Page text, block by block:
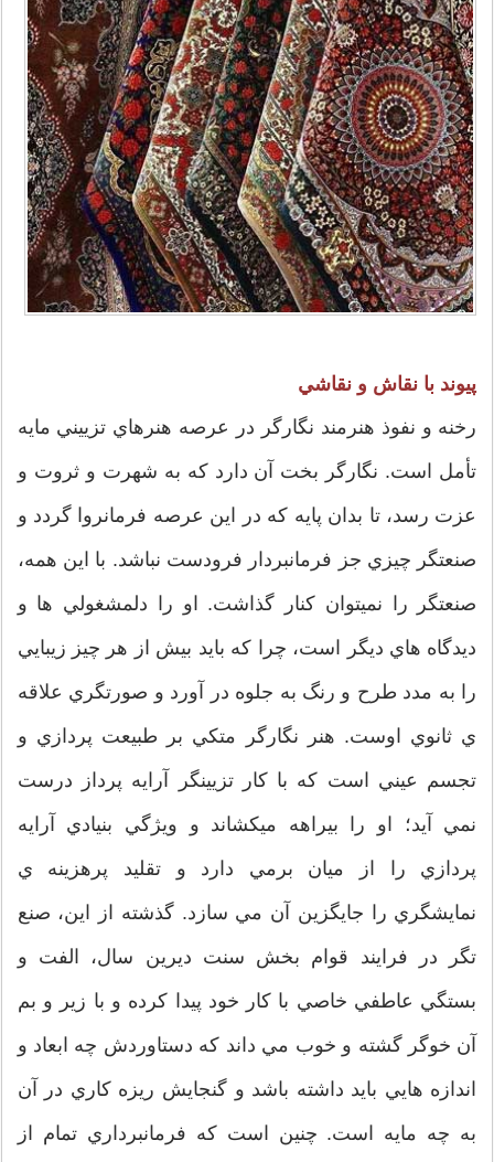
پيوند با نقاش و نقاشي
رخنه و نفوذ هنرمند نگارگر در عرصه هنرهاي تزييني مايه
تأمل است. نگارگر بخت آن دارد كه به شهرت و ثروت و
عزت رسد، تا بدان پايه كه در اين عرصه فرمانروا گردد و
صنعتگر چيزي جز فرمانبردار فرودست نباشد. با اين همه،
صنعتگر را نميتوان كنار گذاشت. او را دلمشغولي ها و
ديدگاه هاي ديگر است، چرا كه بايد بيش از هر چيز زيبايي
را به مدد طرح و رنگ به جلوه در آورد و صورتگري علاقه
ي ثانوي اوست. هنر نگارگر متكي بر طبيعت پردازي و
تجسم عيني است كه با كار تزيينگر آرايه پرداز درست
نمي آيد؛ او را بيراهه ميكشاند و ويژگي بنيادي آرايه
پردازي را از ميان برمي دارد و تقليد پرهزينه ي
نمايشگري را جايگزين آن مي سازد. گذشته از اين، صنع
تگر در فرايند قوام بخش سنت ديرين سال، الفت و
بستگي عاطفي خاصي با كار خود پيدا كرده و با زير و بم
آن خوگر گشته و خوب مي داند كه دستاوردش چه ابعاد و
اندازه هايي بايد داشته باشد و گنجايش ريزه كاري در آن
به چه مايه است. چنين است كه فرمانبرداري تمام از